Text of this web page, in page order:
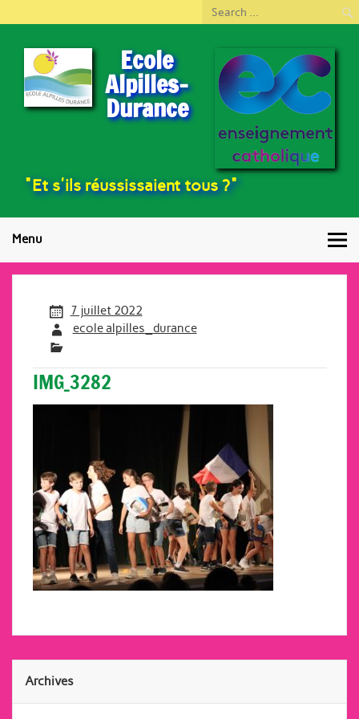
Ecole
Alpilles-
Durance
"Et s'ils réussissaient tous ?"
Menu
7 juillet 2022
ecole alpilles_durance
IMG_3282
Archives